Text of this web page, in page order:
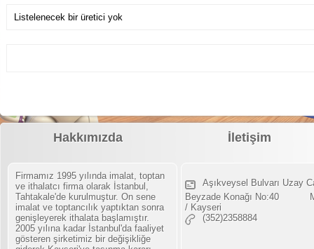
Listelenecek bir üretici yok
Hakkımızda İletişim
Firmamız 1995 yılında imalat, toptan
ve ithalatcı firma olarak İstanbul,
Tahtakale'de kurulmuştur. On sene
imalat ve toptancılık yaptıktan sonra
genişleyerek ithalata başlamıştır.
2005 yılına kadar İstanbul'da faaliyet
gösteren şirketimiz bir değişikliğe
Aşıkveysel Bulvarı Uzay
Beyzade Konağı No:40
/ Kayseri
(352)2358884